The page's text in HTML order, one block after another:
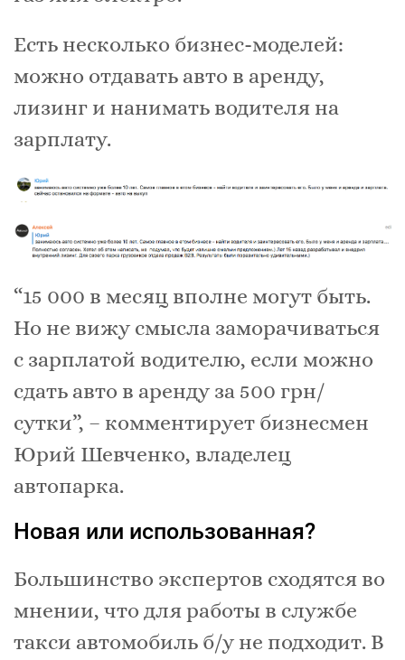
Есть несколько бизнес-моделей:
можно отдавать авто в аренду,
лизинг и нанимать водителя на
зарплату.
“15 000 в месяц вполне могут быть.
Но не вижу смысла заморачиваться
с зарплатой водителю, если можно
сдать авто в аренду за 500 грн/
сутки”, – комментирует бизнесмен
Юрий Шевченко, владелец
автопарка.
Новая или использованная?
Большинство экспертов сходятся во
мнении, что для работы в службе
такси автомобиль б/у не подходит. В